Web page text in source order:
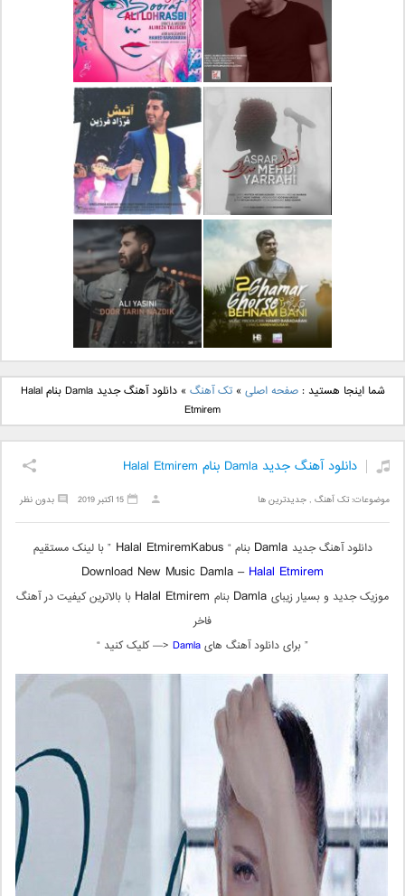
دانلود آهنگ جدید رضا
بهرام بنام نگار
دانلود آهنگ جدید علی
لهراسبی بنام صورت
دانلود آهنگ جدید مهدی
یراحی بنام اسرار
دانلود آهنگ جدید فرزاد
فرزین بنام آتیش
دانلود آهنگ جدید بهنام
بانی بنام قرص قمر 2
دانلود آهنگ جدید علی
یاسینی بنام دورترین نزدیک
شما اینجا هستید :صفحه اصلی »تک آهنگ »
دانلود آهنگ جدید Damla بنام Halal
Etmirem
دانلود آهنگ جدید Damla بنام Halal Etmirem
موضوعات:تک آهنگ ,جدیدترین ها بدون نظر 15 اکتبر 2019
دانلود آهنگ جدید Damla بنام “ Halal EtmiremKabus ” با لینک مستقیم
Download New Music Damla – Halal Etmirem
موزیک جدید و بسیار زیبای بنام
با بالاترین کیفیت در آهنگ
فاخر
” برای دانلود آهنگ هایDamla <— کلیک کنید “